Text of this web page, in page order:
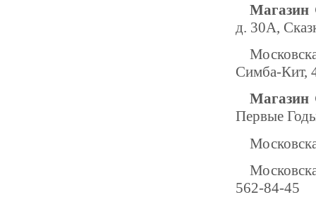
Магазин
д. 30А,
Симба-Кит,
Магазин
Первые
562-84-45